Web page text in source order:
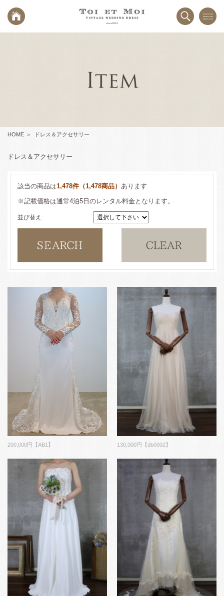
HOME ドレス＆アクセサリー
ドレス＆アクセサリー
該当の商品は1,478件（1,478商品） あります
※記載価格は通常4泊5日のレンタル料金となります。
並び替え:
200,000円【AB1】 130,000円【db0002】